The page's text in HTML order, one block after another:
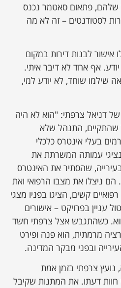
שלהם, פתאום סאטמר נכנס
לסטודנטים – זה לא מה
אישור לבנות דירות במקום
אף אחד לא דיבר איתי.
שוחד, לא יודע למי,
של דניאל צרפתי: "הוא לא היה
התנהל שלא
בעלי אינטרס כלכלי
נציגי עמותה המשרתת את
שהסתיר את האינטרס
הם ניצלו את מצבו הרפואי ואת
קשים, הציגו בפניו מצגי
עניין בפרויקט – אישורים
כשהתגבש אצל צרפתי חשד
מרמתית, הוא פנה ופירט
ובפני מבקר המדינה.
נועץ צרפתי בזמן אמת
חוות דעתו. את המתנות שקיבל